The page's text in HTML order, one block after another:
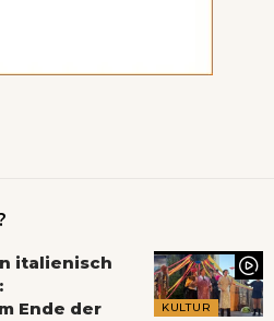
KULTUR
italienisch
Ende der